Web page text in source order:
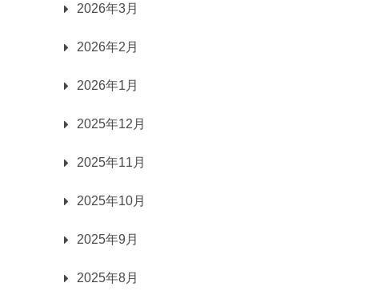
2026年3月
2026年2月
2026年1月
2025年12月
2025年11月
2025年10月
2025年9月
2025年8月